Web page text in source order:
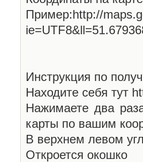
Пример:http://
Инструкция по
Находите себя тут
Нажимаете два
карты по вашим
В верхнем левом
Откроется окошко